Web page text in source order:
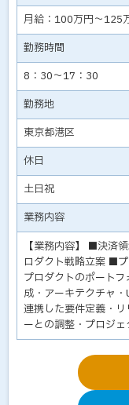
月給：100万円～125
勤務時間
8：30～17：30
勤務地
東京都港区
休日
土日祝
業務内容
【業務内容】 ■決済
ロダクト戦略立案 ■
プロダクトのポート
成・アーキテクチャ
連携した要件定義・
ーとの調整・プロジ